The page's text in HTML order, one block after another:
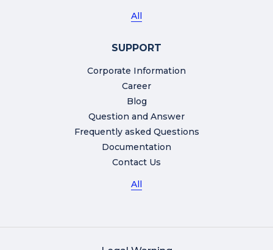
All
SUPPORT
Corporate Information
Career
Blog
Question and Answer
Frequently asked Questions
Documentation
Contact Us
All